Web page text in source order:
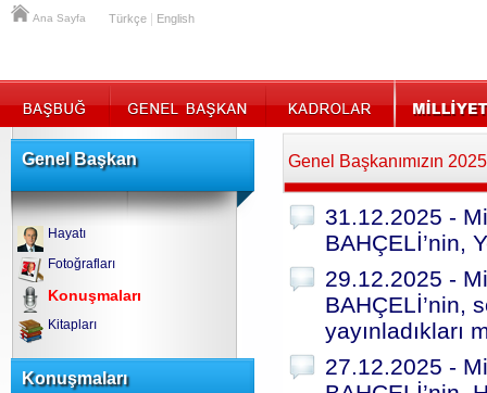
Ana Sayfa Türkçe English
Genel Başkan
Hayatı
Fotoğrafları
Konuşmaları
Kitapları
Konuşmaları
Genel Başkanımızın
31.12.2025 -
BAHÇELİ’nin,
29.12.2025 -
BAHÇELİ’nin,
yayınladıkları
27.12.2025 -